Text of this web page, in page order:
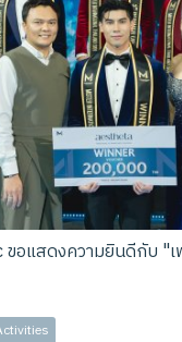
ขอแสดงความยินดีกับ